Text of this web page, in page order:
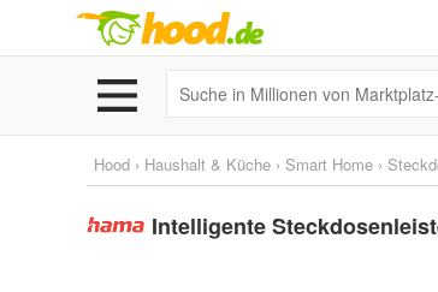
Hood › Haushalt & Küche › Smart Home ›
Intelligente